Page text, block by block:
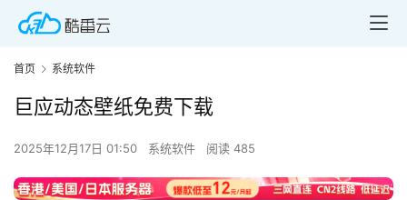
首页 系统软件
巨应动态壁纸免费下载
2025年12月17日 01:50 系统软件 阅读 485